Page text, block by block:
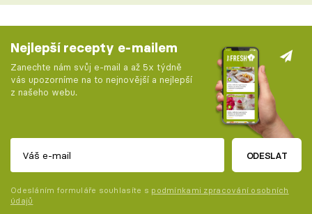
Nejlepší recepty e-mailem
Zanechte nám svůj e-mail a až 5x týdně
vás upozorníme na to nejnovější a nejlepší
z našeho webu.
ODESLAT
Odesláním formuláře souhlasíte s podmínkami zpracování osobních
údajů